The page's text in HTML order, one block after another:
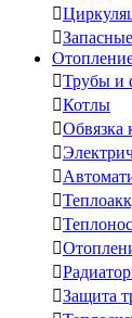


Трубы и
Котлы
Обвязка






Защита